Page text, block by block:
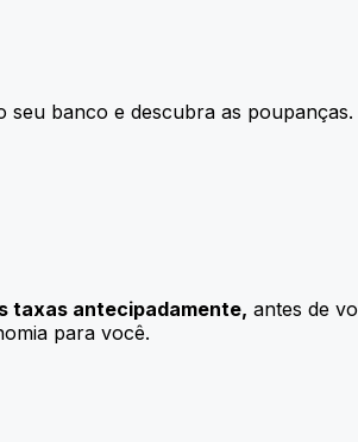
seu banco e descubra as
taxas antecipadamente, antes de
para você.